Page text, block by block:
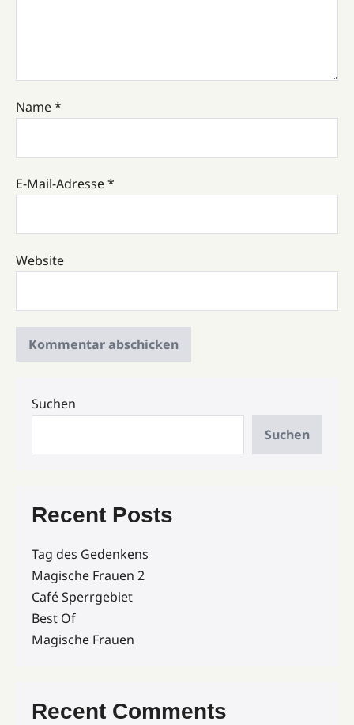
Name*
E-Mail-Adresse*
Website
Suchen
Suchen
Recent Posts
Tag des Gedenkens
Magische Frauen 2
Café Sperrgebiet
Best Of
Magische Frauen
Recent Comments